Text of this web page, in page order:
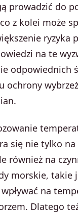
prowadzić do
z kolei może
ryzyka
na te
odpowiednich
ochrony
się nie tylko na
również na
morskie, takie
na
Dlatego